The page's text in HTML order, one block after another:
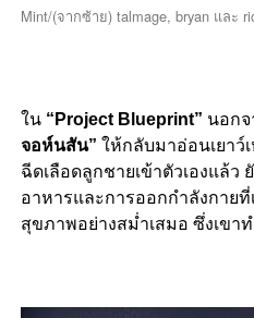
Mint/(จากซ้าย) talmage, bryan และ
ใน“Project Blueprint” นอกจ
จอห์นสัน” ให้กลับมาอ่อนเยาว์
ฉีดเลือดลูกชายเข้าตัวเองแล้ว
อาหารและการออกกำลังกาย
สุขภาพอย่างสม่ำเสมอ ซึ่งเขา